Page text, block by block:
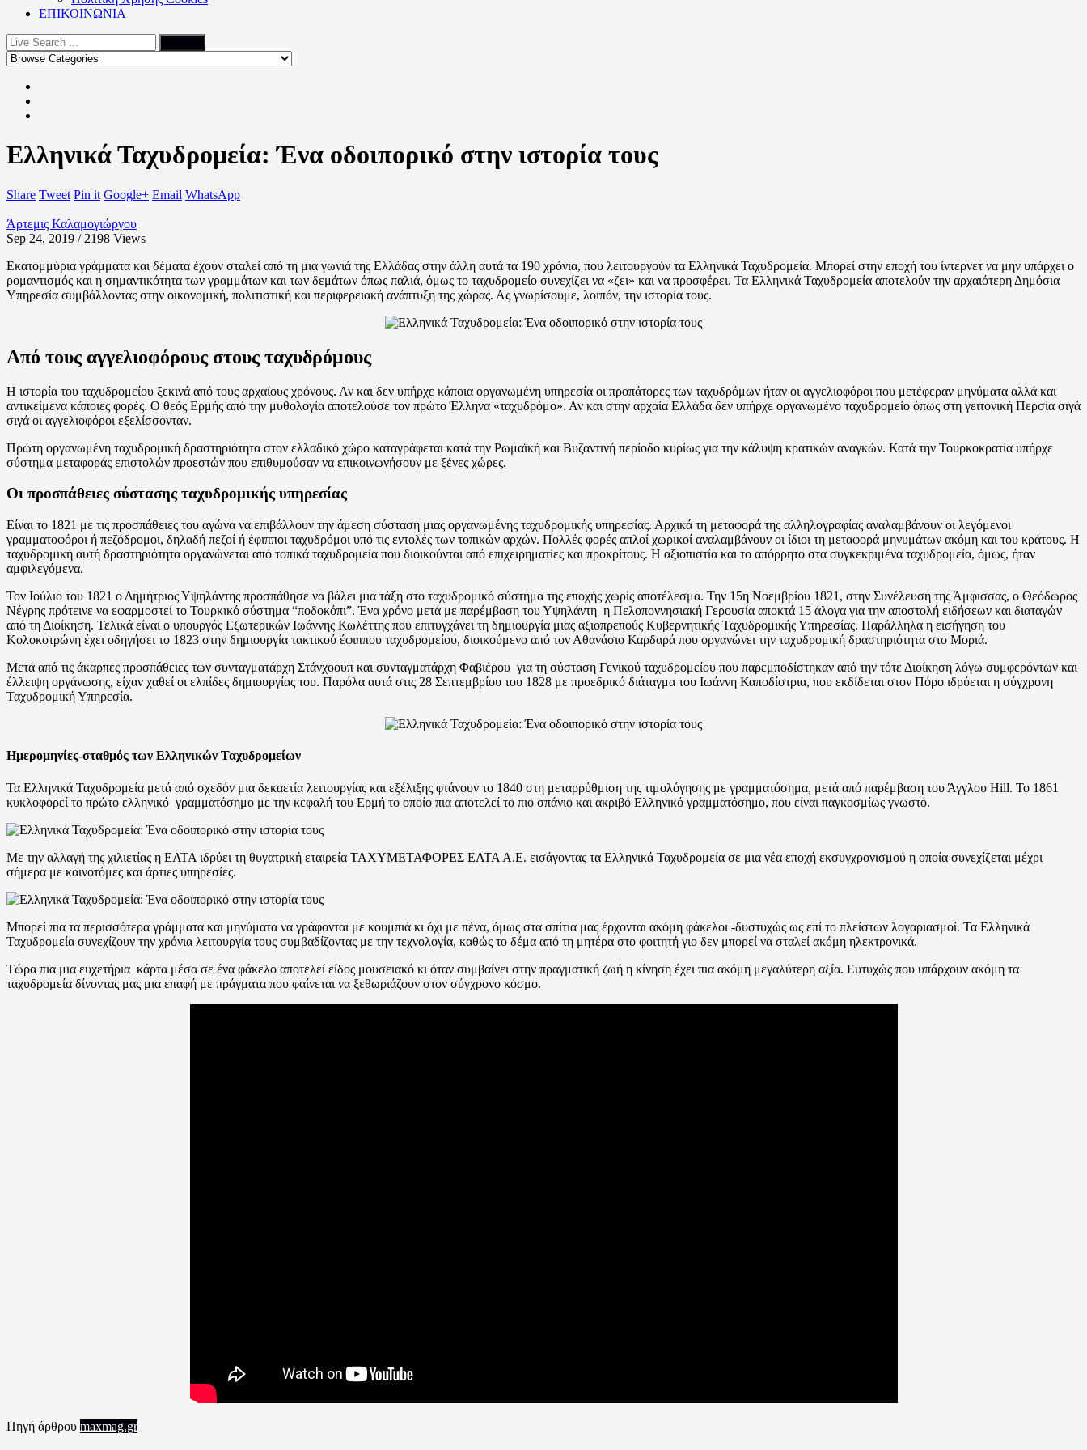
ΕΠΙΚΟΙΝΩΝΙΑ
Ελληνικά Ταχυδρομεία: Ένα οδοιπορικό στην ιστορία τους
Share Tweet Pin it Google+ Email WhatsApp
Άρτεμις Καλαμογιώργου
Sep 24, 2019 / 2198 Views
Εκατομμύρια γράμματα και δέματα έχουν σταλεί από τη μια γωνιά της Ελλάδας στην άλλη αυτά τα 190 χρόνια, που λειτουργούν τα Ελληνικά Ταχυδρομεία. Μπορεί στην εποχή του ίντερνετ να μην υπάρχει ο
ρομαντισμός και η σημαντικότητα των γραμμάτων και των δεμάτων όπως παλιά, όμως το ταχυδρομείο συνεχίζει να «ζει» και να προσφέρει. Τα Ελληνικά Ταχυδρομεία αποτελούν την αρχαιότερη Δημόσια
Υπηρεσία συμβάλλοντας στην οικονομική, πολιτιστική και περιφερειακή ανάπτυξη της χώρας. Ας γνωρίσουμε, λοιπόν, την ιστορία τους.
Από τους αγγελιοφόρους στους ταχυδρόμους
Η ιστορία του ταχυδρομείου ξεκινά από τους αρχαίους χρόνους. Αν και δεν υπήρχε κάποια οργανωμένη υπηρεσία οι προπάτορες των ταχυδρόμων ήταν οι αγγελιοφόροι που μετέφεραν μηνύματα αλλά και
αντικείμενα κάποιες φορές. Ο θεός Ερμής από την μυθολογία αποτελούσε τον πρώτο Έλληνα «ταχυδρόμο». Αν και στην αρχαία Ελλάδα δεν υπήρχε οργανωμένο ταχυδρομείο όπως στη γειτονική Περσία σιγά
σιγά οι αγγελιοφόροι εξελίσσονταν.
Πρώτη οργανωμένη ταχυδρομική δραστηριότητα στον ελλαδικό χώρο καταγράφεται κατά την Ρωμαϊκή και Βυζαντινή περίοδο κυρίως για την κάλυψη κρατικών αναγκών. Κατά την Τουρκοκρατία υπήρχε
σύστημα μεταφοράς επιστολών προεστών που επιθυμούσαν να επικοινωνήσουν με ξένες χώρες.
Οι προσπάθειες σύστασης ταχυδρομικής υπηρεσίας
Είναι το 1821 με τις προσπάθειες του αγώνα να επιβάλλουν την άμεση σύσταση μιας οργανωμένης ταχυδρομικής υπηρεσίας. Αρχικά τη μεταφορά της αλληλογραφίας αναλαμβάνουν οι λεγόμενοι
γραμματοφόροι ή πεζόδρομοι, δηλαδή πεζοί ή έφιπποι ταχυδρόμοι υπό τις εντολές των τοπικών αρχών. Πολλές φορές απλοί χωρικοί αναλαμβάνουν οι ίδιοι τη μεταφορά μηνυμάτων ακόμη και του κράτους. Η
ταχυδρομική αυτή δραστηριότητα οργανώνεται από τοπικά ταχυδρομεία που διοικούνται από επιχειρηματίες και προκρίτους. Η αξιοπιστία και το απόρρητο στα συγκεκριμένα ταχυδρομεία, όμως, ήταν
αμφιλεγόμενα.
Τον Ιούλιο του 1821 ο Δημήτριος Υψηλάντης προσπάθησε να βάλει μια τάξη στο ταχυδρομικό σύστημα της εποχής χωρίς αποτέλεσμα. Την 15η Νοεμβρίου 1821, στην Συνέλευση της Άμφισσας, ο Θεόδωρος
Νέγρης πρότεινε να εφαρμοστεί το Τουρκικό σύστημα “ποδοκόπι”. Ένα χρόνο μετά με παρέμβαση του Υψηλάντη η Πελοποννησιακή Γερουσία αποκτά 15 άλογα για την αποστολή ειδήσεων και διαταγών
από τη Διοίκηση. Τελικά είναι ο υπουργός Εξωτερικών Ιωάννης Κωλέττης που επιτυγχάνει τη δημιουργία μιας αξιοπρεπούς Κυβερνητικής Ταχυδρομικής Υπηρεσίας. Παράλληλα η εισήγηση του
Κολοκοτρώνη έχει οδηγήσει το 1823 στην δημιουργία τακτικού έφιππου ταχυδρομείου, διοικούμενο από τον Αθανάσιο Καρδαρά που οργανώνει την ταχυδρομική δραστηριότητα στο Μοριά.
Μετά από τις άκαρπες προσπάθειες των συνταγματάρχη Στάνχοουπ και συνταγματάρχη Φαβιέρου για τη σύσταση Γενικού ταχυδρομείου που παρεμποδίστηκαν από την τότε Διοίκηση λόγω συμφερόντων και
έλλειψη οργάνωσης, είχαν χαθεί οι ελπίδες δημιουργίας του. Παρόλα αυτά στις 28 Σεπτεμβρίου του 1828 με προεδρικό διάταγμα του Ιωάννη Καποδίστρια, που εκδίδεται στον Πόρο ιδρύεται η σύγχρονη
Ταχυδρομική Υπηρεσία.
Ημερομηνίες-σταθμός των Ελληνικών Ταχυδρομείων
Τα Ελληνικά Ταχυδρομεία μετά από σχεδόν μια δεκαετία λειτουργίας και εξέλιξης φτάνουν το 1840 στη μεταρρύθμιση της τιμολόγησης με γραμματόσημα, μετά από παρέμβαση του Άγγλου Hill. Το 1861
κυκλοφορεί το πρώτο ελληνικό γραμματόσημο με την κεφαλή του Ερμή το οποίο πια αποτελεί το πιο σπάνιο και ακριβό Ελληνικό γραμματόσημο, που είναι παγκοσμίως γνωστό.
Με την αλλαγή της χιλιετίας η ΕΛΤΑ ιδρύει τη θυγατρική εταιρεία ΤΑΧΥΜΕΤΑΦΟΡΕΣ ΕΛΤΑ Α.Ε. εισάγοντας τα Ελληνικά Ταχυδρομεία σε μια νέα εποχή εκσυγχρονισμού η οποία συνεχίζεται μέχρι
σήμερα με καινοτόμες και άρτιες υπηρεσίες.
Μπορεί πια τα περισσότερα γράμματα και μηνύματα να γράφονται με κουμπιά κι όχι με πένα, όμως στα σπίτια μας έρχονται ακόμη φάκελοι -δυστυχώς ως επί το πλείστων λογαριασμοί. Τα Ελληνικά
Ταχυδρομεία συνεχίζουν την χρόνια λειτουργία τους συμβαδίζοντας με την τεχνολογία, καθώς το δέμα από τη μητέρα στο φοιτητή γιο δεν μπορεί να σταλεί ακόμη ηλεκτρονικά.
Τώρα πια μια ευχετήρια κάρτα μέσα σε ένα φάκελο αποτελεί είδος μουσειακό κι όταν συμβαίνει στην πραγματική ζωή η κίνηση έχει πια ακόμη μεγαλύτερη αξία. Ευτυχώς που υπάρχουν ακόμη τα
ταχυδρομεία δίνοντας μας μια επαφή με πράγματα που φαίνεται να ξεθωριάζουν στον σύγχρονο κόσμο.
Πηγή άρθρου maxmag.gr